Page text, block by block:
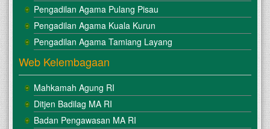
Pengadilan Agama Pulang Pisau
Pengadilan Agama Kuala Kurun
Pengadilan Agama Tamiang Layang
Web Kelembagaan
Mahkamah Agung RI
Ditjen Badilag MA RI
Badan Pengawasan MA RI